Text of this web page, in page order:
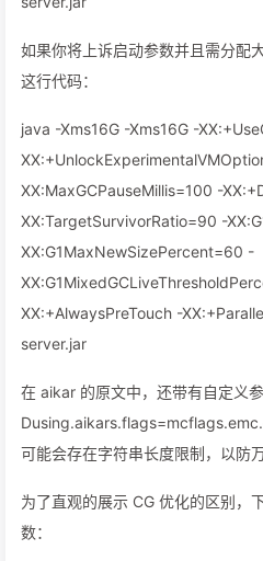
如果你将上诉启动参数并且需分配
这行代码：
java -Xms16G -Xms16G -
XX:MaxGCPauseMillis=100 -
XX:TargetSurvivorRatio=90 -
XX:G1MaxNewSizePercent=60 -
XX:+AlwaysPreTouch -
server.jar
在 aikar 的原文中，还带有自定义
可能会存在字符串长度限制，以防
为了直观的展示 CG 优化的区别，
数：